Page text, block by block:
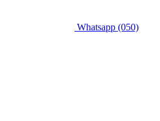
Whatsapp (050)